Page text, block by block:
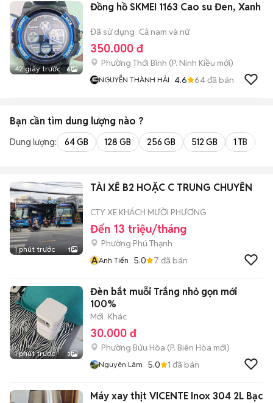
42 giây trước 6
Đồng hồ SKMEI 1163 Cao su Đen, Xanh
Đã sử dụng Cả nam và nữ
350.000 đ
Phường Thới Bình (P. Ninh Kiều mới)
NGUYỄN THÀNH HẢI 4.6 64đã bán
Bạn cần tìm dung lượng nào ?
Dung lượng: 64 GB 128 GB 256 GB 512 GB 1 TB
1 phút trước 1
TÀI XẾ B2 HOẶC C TRUNG CHUYỂN
CTY XE KHÁCH MƯỜI PHƯƠNG
Đến 13 triệu/tháng
Phường Phú Thạnh
AAnh Tiến 5.0 7 đã bán
1 phút trước 3
Đèn bắt muỗi Trắng nhỏ gọn mới
100%
Mới Khác
30.000 đ
Phường Bửu Hòa (P. Biên Hòa mới)
Nguyên Lâm 5.0 1 đã bán
Máy xay thịt VICENTE Inox 304 2L Bạc